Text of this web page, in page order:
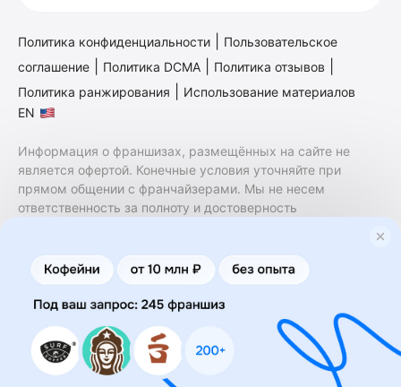
Политика конфиденциальности
Пользовательское
соглашение
Политика DCMA Политика отзывов
Политика ранжирования
Использование материалов
EN
Информация о франшизах, размещённых на сайте не
является офертой. Конечные условия уточняйте при
прямом общении с франчайзерами. Мы не несем
ответственность за полноту и достоверность
финансовые услуги. Заключение договоров
коммерческой концессии (франчайзинга) осуществляется
правообладателями/их представителями. Бизнесменс.ру
не является посредником или представителем
правообладателя и не несет ответственность за условия
предоставления франшизы и действия лиц,
осуществленные на основании информации, имеющейся